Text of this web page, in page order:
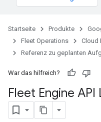
Startseite Produkte
Fleet Operations
Cloud
Referenz zu geplanten
War das hilfreich?
Fleet Engine